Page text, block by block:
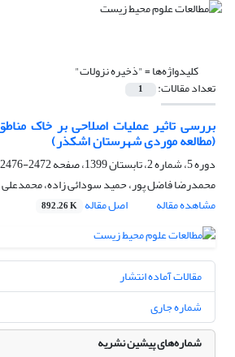
کلیدواژه‌ها ="ذخیره نزولات"
تعداد مقالات: 1
بررسی تاثیر عملیات اصلاحی بر خاک
(مطالعه موردی شهرستان اشکذر)
دوره 5، شماره 2، تابستان 1399، صفحه
2472-2476
محمدرضا فاضل پور، حمید سودائی زاده،
مشاهده مقاله
اصل مقاله 892.26 K
مقالات آماده انتشار
شماره جاری
شماره‌های پیشین نشریه